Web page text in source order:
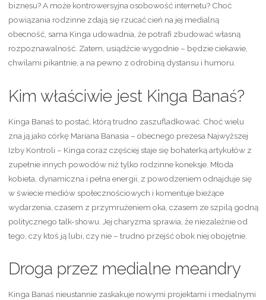
biznesu? A może kontrowersyjna osobowość internetu? Choć
powiązania rodzinne zdają się rzucać cień na jej medialną
obecność, sama Kinga udowadnia, że potrafi zbudować własną
rozpoznawalność. Zatem, usiądźcie wygodnie – będzie ciekawie,
chwilami pikantnie, a na pewno z odrobiną dystansu i humoru.
Kim właściwie jest Kinga Banaś?
Kinga Banaś to postać, którą trudno zaszufladkować. Choć wielu
zna ją jako córkę Mariana Banasia – obecnego prezesa Najwyższej
Izby Kontroli – Kinga coraz częściej staje się bohaterką artykułów z
zupełnie innych powodów niż tylko rodzinne koneksje. Młoda
kobieta, dynamiczna i pełna energii, z powodzeniem odnajduje się
w świecie mediów społecznościowych i komentuje bieżące
wydarzenia, czasem z przymrużeniem oka, czasem ze szpilą godną
politycznego talk-showu. Jej charyzma sprawia, że niezależnie od
tego, czy ktoś ją lubi, czy nie – trudno przejść obok niej obojętnie.
Droga przez medialne meandry
Kinga Banaś nieustannie zaskakuje nowymi projektami i medialnymi